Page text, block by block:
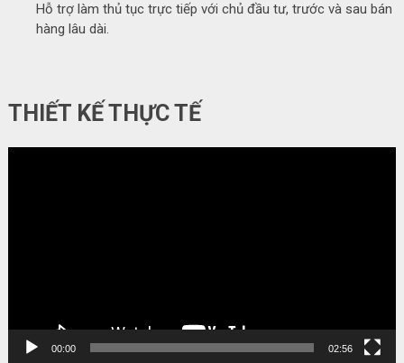
Hỗ trợ làm thủ tục trực tiếp với chủ đầu tư, trước và sau bán
hàng lâu dài.
THIẾT KẾ THỰC TẾ
00:00 02:56